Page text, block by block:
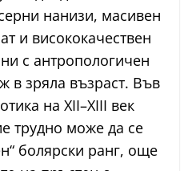
нанизи, масивен
и висококачествен
с антропологичен
в зряла възраст. Във
на XII–XIII век
трудно може да се
болярски ранг, още